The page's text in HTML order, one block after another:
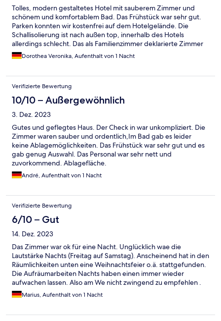
Tolles, modern gestaltetes Hotel mit sauberem Zimmer und
schönem und komfortablem Bad. Das Frühstück war sehr gut.
Parken konnten wir kostenfrei auf dem Hotelgelände. Die
Schallisolierung ist nach außen top, innerhalb des Hotels
allerdings schlecht. Das als Familienzimmer deklarierte Zimmer
ist bestenfalls ein Doppelzimmer mit sehr schmalem
Beistellbett. Für den Preis okay, aber wir hatten es aufgrund der
Ordnung, zu viert würde ich es nicht empfehlen.
Dorothea Veronika, Aufenthalt von 1 Nacht
Verifizierte Bewertung
10/10 – Außergewöhnlich
3. Dez. 2023
Gutes und geflegtes Haus. Der Check in war unkompliziert. Die
Zimmer waren sauber und ordentlich,Im Bad gab es leider
keine Ablagemöglichkeiten. Das Frühstück war sehr gut und es
gab genug Auswahl. Das Personal war sehr nett und
zuvorkommend. Ablagefläche.
André, Aufenthalt von 1 Nacht
Verifizierte Bewertung
6/10 – Gut
14. Dez. 2023
Das Zimmer war ok für eine Nacht. Unglücklich wae die
Lautstärke Nachts (Freitag auf Samstag). Anscheinend hat in den
Räumlichkeiten unten eine Weihnachtsfeier o.ä. stattgefunden.
Die Aufräumarbeiten Nachts haben einen immer wieder
aufwachen lassen. Also am We nicht zwingend zu empfehlen .
Marius, Aufenthalt von 1 Nacht